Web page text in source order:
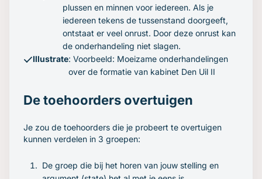
plussen en minnen voor iedereen. Als je
iedereen tekens de tussenstand doorgeeft,
ontstaat er veel onrust. Door deze onrust kan
de onderhandeling niet slagen.
Illustrate: Voorbeeld: Moeizame onderhandelingen
over de formatie van kabinet Den Uil II
De toehoorders overtuigen
Je zou de toehoorders die je probeert te overtuigen
kunnen verdelen in 3 groepen:
De groep die bij het horen van jouw stelling en